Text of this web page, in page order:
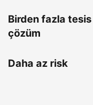
Birden fazla
çözüm
Daha az risk